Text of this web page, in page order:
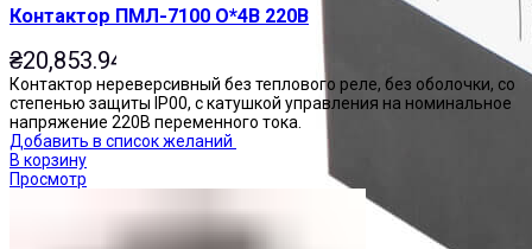
Контактор ПМЛ-7100 О*4В 220В
₴20,853.94
Контактор нереверсивный без теплового реле, без оболочки, со
степенью защиты IP00, с катушкой управления на номинальное
напряжение 220В переменного тока.
Добавить в список желаний
В корзину
Просмотр